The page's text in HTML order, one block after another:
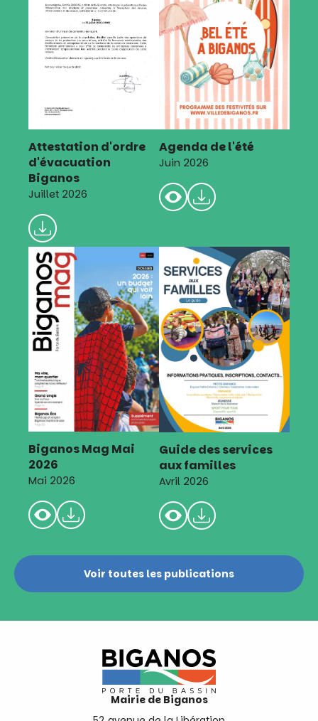
Attestation d'ordre
d'évacuation
Biganos
Juillet 2026
Agenda de l'été
Juin 2026
Biganos Mag Mai
2026
Mai 2026
Guide des services
aux familles
Avril 2026
Voir toutes les publications
Mairie de Biganos